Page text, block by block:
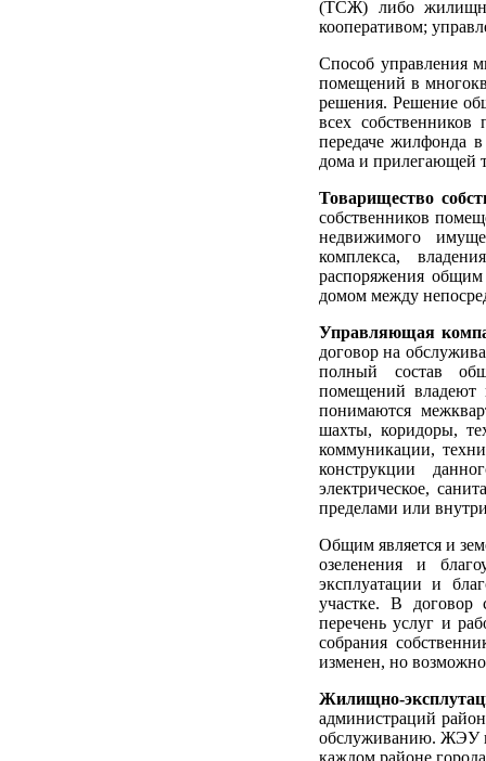
(ТСЖ) либо
кооперативом;
Способ управления
помещений в
решения. Решение
всех
передаче жилфонда в
дома и прилегающей
Товарищество
собственников
недвижимого
комплекса,
распоряжения
домом между
Управляющая
договор на
полный состав
помещений владеют
понимаются
шахты, коридоры,
коммуникации,
конструкции
электрическое,
пределами или
Общим является и
озеленения и
эксплуатации и
участке. В договор
перечень услуг и
собрания
изменен, но
Жилищно-
администраций
обслуживанию. ЖЭУ
каждом районе